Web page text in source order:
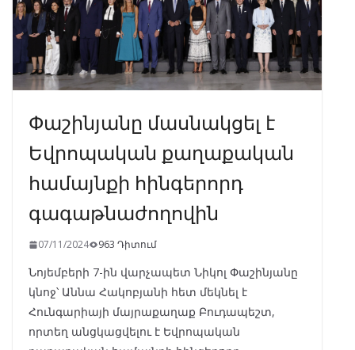
Փաշինյանը մասնակցել է
Եվրոպական քաղաքական
համայնքի հինգերորդ
գագաթնաժողովին
07/11/2024 963 Դիտում
Նոյեմբերի 7-ին վարչապետ Նիկոլ Փաշինյանը
կնոջ՝ Աննա Հակոբյանի հետ մեկնել է
Հունգարիայի մայրաքաղաք Բուդապեշտ,
որտեղ անցկացվելու է Եվրոպական